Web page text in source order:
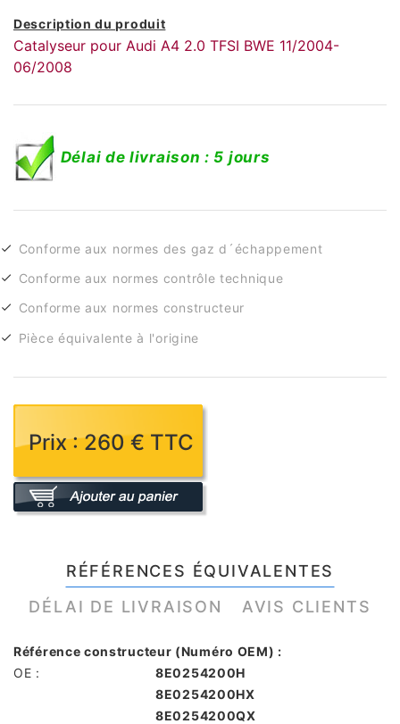
Description du produit
Catalyseur pour Audi A4 2.0 TFSI BWE 11/2004-
06/2008
Délai de livraison : 5 jours
Conforme aux normes des gaz d´échappement
Conforme aux normes contrôle technique
Conforme aux normes constructeur
Pièce équivalente à l'origine
Prix : 260 € TTC
RÉFÉRENCES ÉQUIVALENTES
DÉLAI DE LIVRAISON
AVIS CLIENTS
Référence constructeur (Numéro OEM) :
OE :
8E0254200H
8E0254200HX
8E0254200QX